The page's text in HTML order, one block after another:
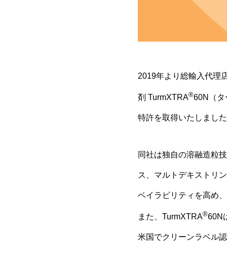
2019年より総輸入代理
剤 TurmXTRA®60N（タ
特許を取得いたしまし
同社は独自の溶融造粒
ス、マルトデキストリ
ベイラビリティを高め
また、TurmXTRA®60N
米国でクリーンラベル